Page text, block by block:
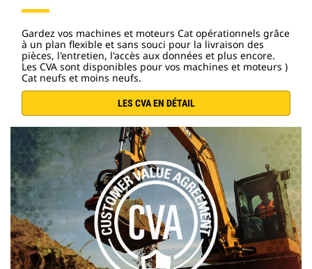
Gardez vos machines et moteurs Cat opérationnels grâce
à un plan flexible et sans souci pour la livraison des
pièces, l'entretien, l'accès aux données et plus encore.
Les CVA sont disponibles pour vos machines et moteurs )
Cat neufs et moins neufs.
LES CVA EN DÉTAIL